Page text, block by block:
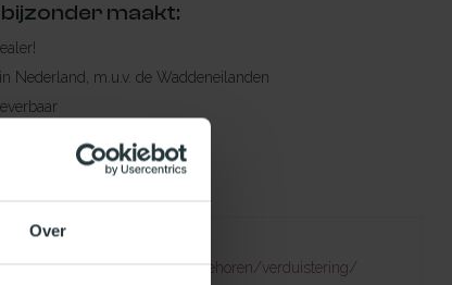
Over
maakt:
Nederland, m.u.v. de Waddeneilanden
to fetch
platdakramen/toebehoren/verduistering/